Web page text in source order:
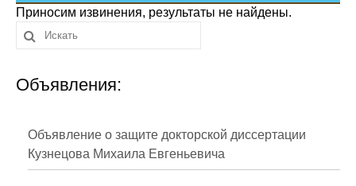
Сотрудники
Отчетность
Противодействие коррупции
Публикации
Приносим извинения, результаты не найдены.
Объявления:
Объявление о защите докторской диссертации
Кузнецова Михаила Евгеньевича